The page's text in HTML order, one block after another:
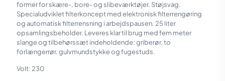
former for skære-, bore- og slibeværktøjer. Støjsvag.
Specialudviklet filterkoncept med elektronisk filterrengøring
og automatisk filterrensning i arbejdspausen. 25 liter
opsamlingsbeholder. Leveres klar til brug med fem meter
slange og tilbehørssæt indeholdende: griberør, to
forlængerrør, gulvmundstykke og fugestuds.
Volt: 230